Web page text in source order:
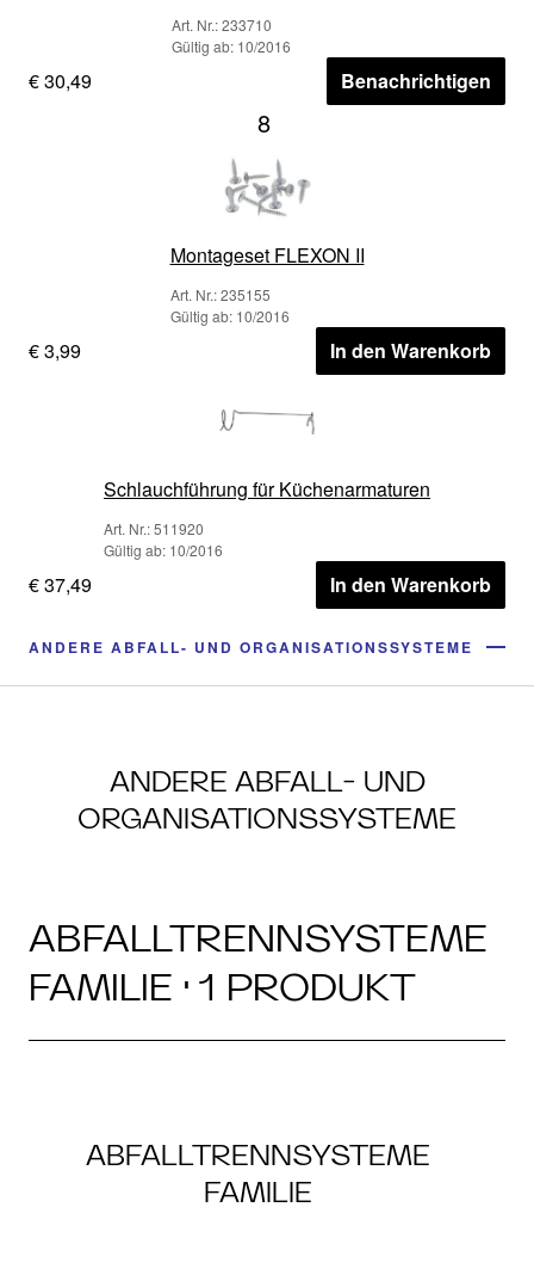
Art. Nr.: 233710
Gültig ab: 10/2016
€ 30,49 Benachrichtigen
8
Montageset FLEXON II
Art. Nr.: 235155
Gültig ab: 10/2016
€ 3,99 In den Warenkorb
Schlauchführung für Küchenarmaturen
Art. Nr.: 511920
Gültig ab: 10/2016
€ 37,49 In den Warenkorb
ANDERE ABFALL- UND ORGANISATIONSSYSTEME
ANDERE ABFALL- UND
ORGANISATIONSSYSTEME
ABFALLTRENNSYSTEME
FAMILIE · 1 PRODUKT
ABFALLTRENNSYSTEME
FAMILIE